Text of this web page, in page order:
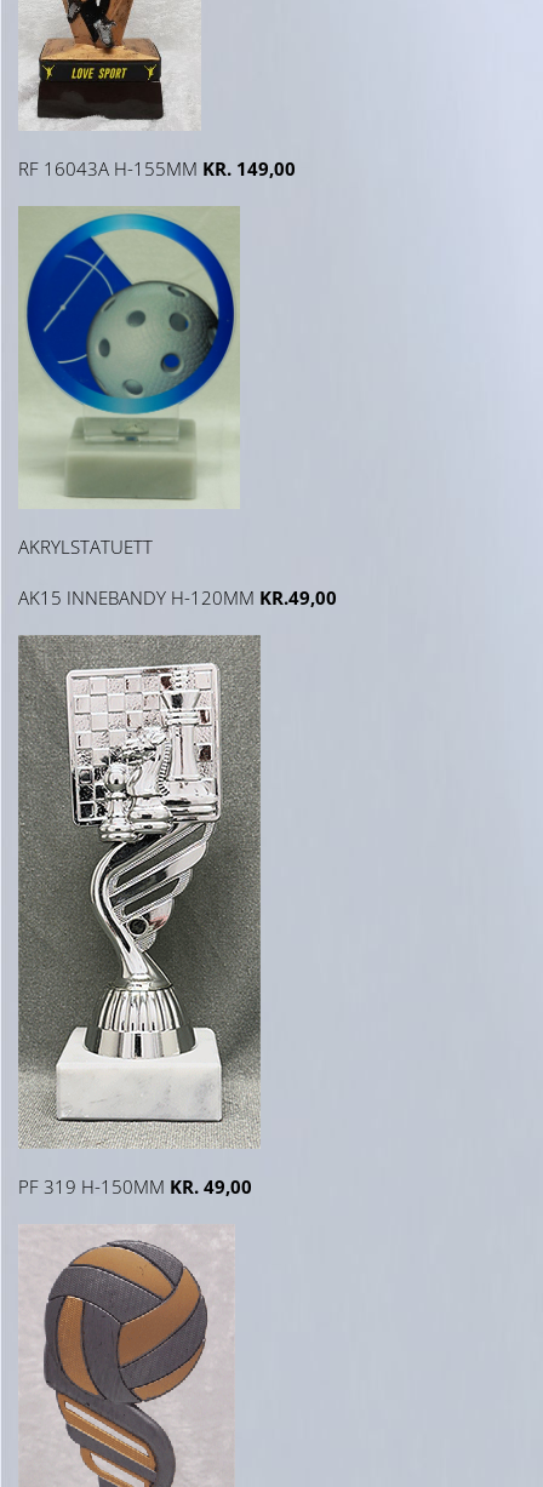
RF 16043A H-155MM KR. 149,00
AKRYLSTATUETT
AK15 INNEBANDY H-120MM KR.49,00
PF 319 H-150MM KR. 49,00